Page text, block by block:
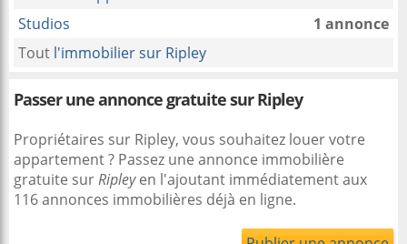
Studios
1 annonce
Tout l'immobilier sur Ripley
Passer une annonce gratuite sur Ripley
Propriétaires sur Ripley, vous souhaitez louer votre
appartement ? Passez une annonce immobilière
gratuite surRipleyen l'ajoutant immédiatement aux
116 annonces immobilières déjà en ligne.